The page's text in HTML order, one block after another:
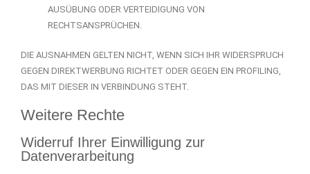
AUSÜBUNG ODER VERTEIDIGUNG VON
RECHTSANSPRÜCHEN.
DIE AUSNAHMEN GELTEN NICHT, WENN SICH IHR WIDERSPRUCH
GEGEN DIREKTWERBUNG RICHTET ODER GEGEN EIN PROFILING,
DAS MIT DIESER IN VERBINDUNG STEHT.
Weitere Rechte
Widerruf Ihrer Einwilligung zur
Datenverarbeitung